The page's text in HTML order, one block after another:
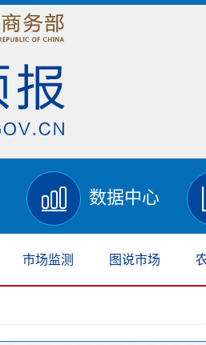
数据中心
市场监测 图说市场